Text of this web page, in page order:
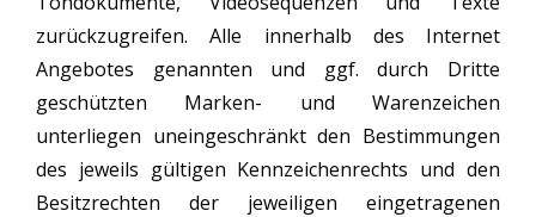
zurückzugreifen. Alle innerhalb des Internet
Angebotes genannten und ggf. durch Dritte
geschützten Marken- und Warenzeichen
unterliegen uneingeschränkt den Bestimmungen
des jeweils gültigen Kennzeichenrechts und den
Besitzrechten der jeweiligen eingetragenen